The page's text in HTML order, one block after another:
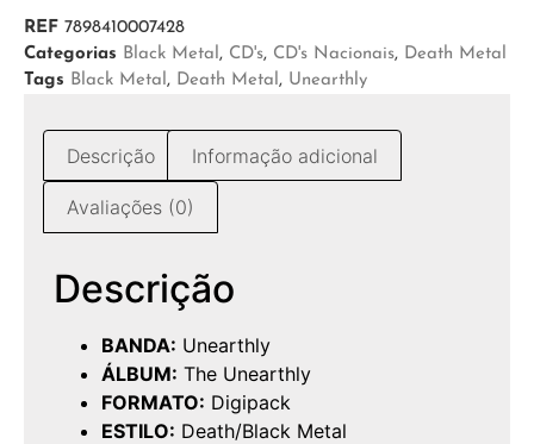
REF 7898410007428
Categorias Black Metal , CD's, CD's Nacionais, Death Metal
Tags Black Metal , Death Metal , Unearthly
Descrição Informação adicional
Avaliações (0)
Descrição
BANDA: Unearthly
ÁLBUM: The Unearthly
FORMATO: Digipack
ESTILO: Death/Black Metal